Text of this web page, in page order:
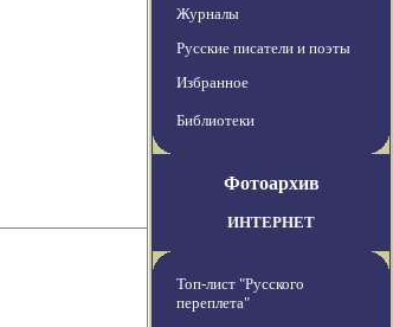
Журналы
Русские писатели и поэты
Избранное
Библиотеки
Фотоархив
ИНТЕРНЕТ
Топ-лист "Русского
переплета"